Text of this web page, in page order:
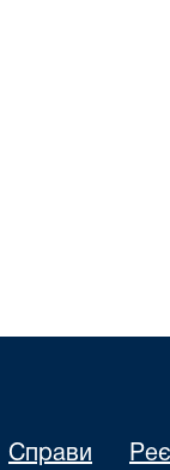
Справи